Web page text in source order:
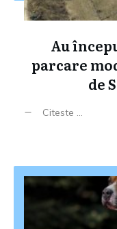
Au
parcare
de
Citeste ...